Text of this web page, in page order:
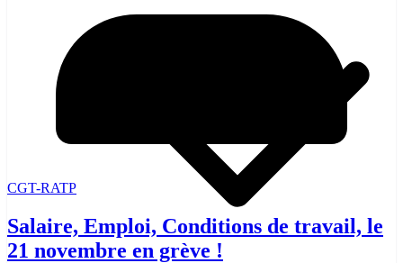
CGT-RATP
Salaire, Emploi, Conditions de travail, le
21 novembre en grève !